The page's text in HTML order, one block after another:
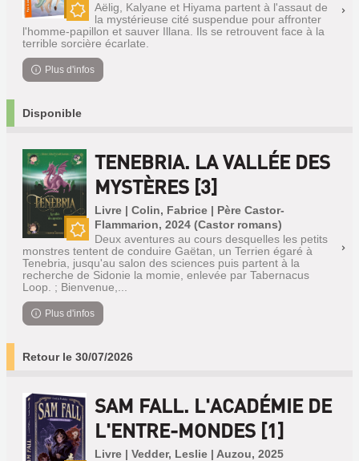
Nouveauté
Aëlig, Kalyane et Hiyama partent à l'assaut de
la mystérieuse cité suspendue pour affronter
l'homme-papillon et sauver Illana. Ils se retrouvent face à la
terrible sorcière écarlate.
Plus d'infos
Disponible
Nouveauté
TENEBRIA. LA VALLÉE DES
MYSTÈRES [3]
Livre | Colin, Fabrice | Père Castor-
Flammarion, 2024 (Castor romans)
Deux aventures au cours desquelles les petits
monstres tentent de conduire Gaëtan, un Terrien égaré à
Tenebria, jusqu'au salon des sciences puis partent à la
recherche de Sidonie la momie, enlevée par Tabernacus
Loop. ; Bienvenue,...
Plus d'infos
Retour le 30/07/2026
SAM FALL. L'ACADÉMIE DE
L'ENTRE-MONDES [1]
Livre | Vedder, Leslie | Auzou, 2025